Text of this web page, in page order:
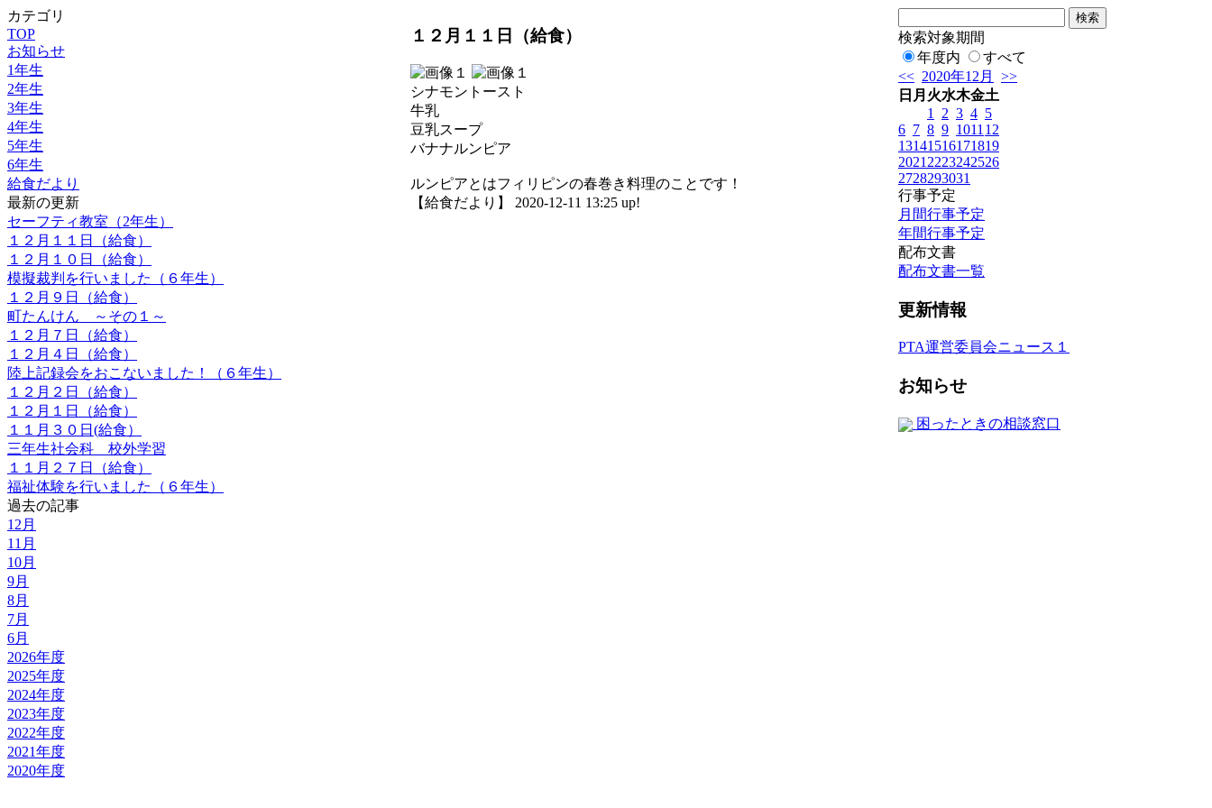
カテゴリ
TOP
お知らせ
1年生
2年生
3年生
4年生
5年生
6年生
給食だより
最新の更新
セーフティ教室（2年生）
１２月１１日（給食）
１２月１０日（給食）
模擬裁判を行いました（６年生）
１２月９日（給食）
町たんけん ～その１～
１２月７日（給食）
１２月４日（給食）
陸上記録会をおこないました！（６年生）
１２月２日（給食）
１２月１日（給食）
１１月３０日(給食）
三年生社会科 校外学習
１１月２７日（給食）
福祉体験を行いました（６年生）
過去の記事
12月
11月
10月
9月
8月
7月
6月
2026年度
2025年度
2024年度
2023年度
2022年度
2021年度
2020年度
１２月１１日（給食）
シナモントースト
牛乳
豆乳スープ
バナナルンピア
ルンピアとはフィリピンの春巻き料理のことです！
【給食だより】 2020-12-11 13:25 up!
検索対象期間
年度内
すべて
<< 2020年12月
>>
日 月 火水木金土
1
2 3 4 5
6 7 8 9 1011 12
13141516171819
2021 2223242526
2728293031
行事予定
月間行事予定
年間行事予定
配布文書
配布文書一覧
更新情報
PTA運営委員会ニュース１
お知らせ
困ったときの相談窓口